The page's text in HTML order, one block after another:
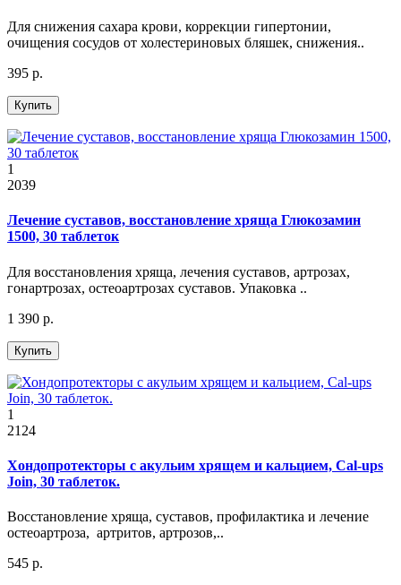
Для снижения сахара крови, коррекции гипертонии,
очищения сосудов от холестериновых бляшек, снижения..
395 р.
Купить
1
2039
Лечение суставов, восстановление хряща Глюкозамин
1500, 30 таблеток
Для восстановления хряща, лечения суставов, артрозах,
гонартрозах, остеоартрозах суставов. Упаковка ..
1 390 р.
Купить
1
2124
Хондопротекторы с акульим хрящем и кальцием, Cal-ups
Join, 30 таблеток.
Восстановление хряща, суставов, профилактика и лечение
остеоартроза, артритов, артрозов,..
545 р.